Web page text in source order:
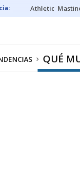
Athletic
QUÉ